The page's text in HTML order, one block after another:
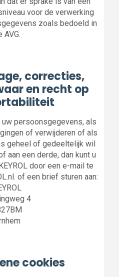
voor de verwerking
zoals bedoeld in
AVG.
correcties,
en recht op
persoonsgegevens, als
of verwijderen of als
geheel of gedeeltelijk wil
aan een derde, dan kunt u
door een e-mail te
of een brief sturen aan:
4
cookies